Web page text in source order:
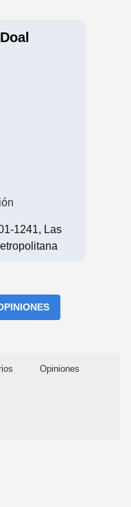
1241, Las
Opiniones